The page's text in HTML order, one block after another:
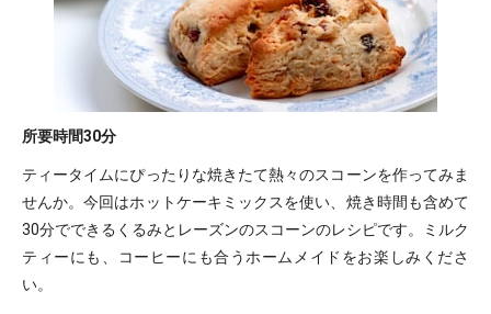
所要時間30分
ティータイムにぴったりな焼きたて熱々のスコーンを作ってみま
せんか。今回はホットケーキミックスを使い、焼き時間も含めて
30分でできるくるみとレーズンのスコーンのレシピです。ミルク
ティーにも、コーヒーにも合うホームメイドをお楽しみくださ
い。